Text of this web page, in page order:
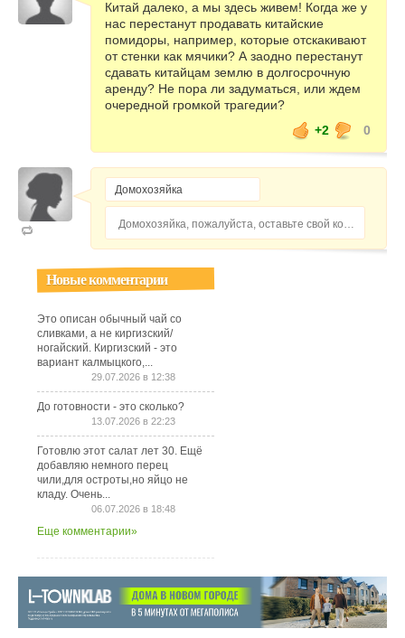
Китай далеко, а мы здесь живем! Когда же у
нас перестанут продавать китайские
помидоры, например, которые отскакивают
от стенки как мячики? А заодно перестанут
сдавать китайцам землю в долгосрочную
аренду? Не пора ли задуматься, или ждем
очередной громкой трагедии?
+2
0
Домохозяйка, пожалуйста, оставьте свой комментарий...
Новые комментарии
Это описан обычный чай со
сливками, а не киргизский/
ногайский. Киргизский - это
вариант калмыцкого,...
29.07.2026 в 12:38
До готовности - это сколько?
13.07.2026 в 22:23
Готовлю этот салат лет 30. Ещё
добавляю немного перец
чили,для остроты,но яйцо не
кладу. Очень...
06.07.2026 в 18:48
Еще комментарии»